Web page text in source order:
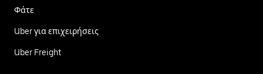
Φάτε
Uber για επιχειρήσεις
Uber Freight